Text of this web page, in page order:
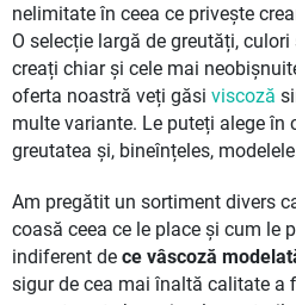
nelimitate în ceea ce privește
O selecție largă de greutăți,
creați chiar și cele mai
oferta noastră veți găsi viscoză
multe variante. Le puteți alege în
greutatea și, bineînțeles,
Am pregătit un sortiment divers
coasă ceea ce le place și cum le
indiferent de ce vâscoză
sigur de cea mai înaltă calitate a